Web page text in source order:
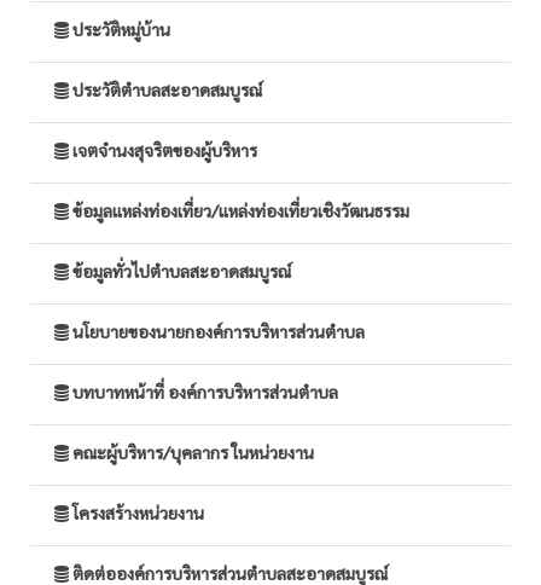
ประวัติหมู่บ้าน
ประวัติตำบลสะอาดสมบูรณ์
เจตจำนงสุจริตของผู้บริหาร
ข้อมูลแหล่งท่องเที่ยว/แหล่งท่องเที่ยวเชิงวัฒนธรรม
ข้อมูลทั่วไปตำบลสะอาดสมบูรณ์
นโยบายของนายกองค์การบริหารส่วนตำบล
บทบาทหน้าที่ องค์การบริหารส่วนตำบล
คณะผู้บริหาร/บุคลากร ในหน่วยงาน
โครงสร้างหน่วยงาน
ติดต่อองค์การบริหารส่วนตำบลสะอาดสมบูรณ์